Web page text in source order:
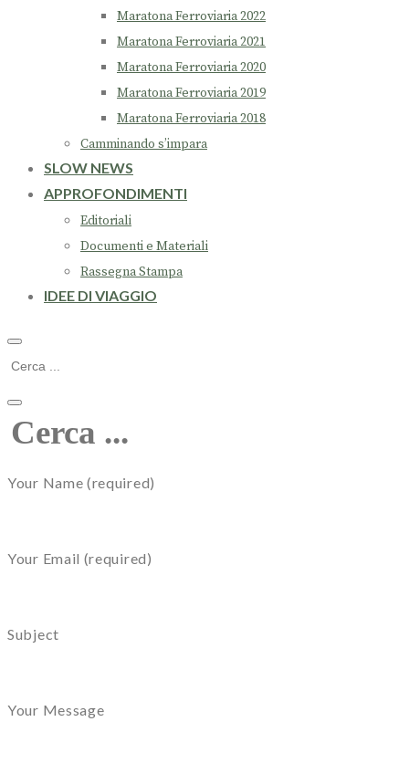
Maratona Ferroviaria 2022
Maratona Ferroviaria 2021
Maratona Ferroviaria 2020
Maratona Ferroviaria 2019
Maratona Ferroviaria 2018
Camminando s’impara
SLOW NEWS
APPROFONDIMENTI
Editoriali
Documenti e Materiali
Rassegna Stampa
IDEE DI VIAGGIO
Your Name (required)
Your Email (required)
Subject
Your Message